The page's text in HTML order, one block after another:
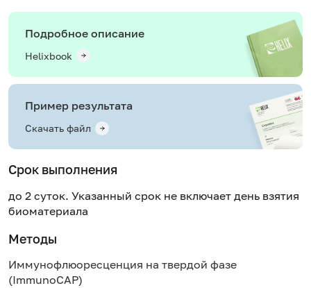
Подробное описание
Helixbook
Пример результата
Скачать файл
Срок выполнения
до 2 суток. Указанный срок не включает день взятия
биоматериала
Методы
Иммунофлюоресценция на твердой фазе
(ImmunoCAP)